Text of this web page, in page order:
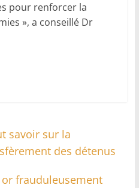
pour renforcer la
», a conseillé Dr
savoir sur la
des détenus
frauduleusement